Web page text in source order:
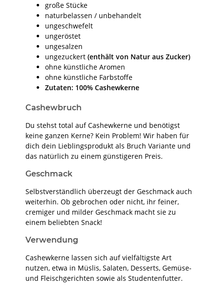
große Stücke
naturbelassen / unbehandelt
ungeschwefelt
ungeröstet
ungesalzen
ungezuckert (enthält von Natur aus Zucker)
ohne künstliche Aromen
ohne künstliche Farbstoffe
Zutaten: 100% Cashewkerne
Cashewbruch
Du stehst total auf Cashewkerne und benötigst
keine ganzen Kerne? Kein Problem! Wir haben für
dich dein Lieblingsprodukt als Bruch Variante und
das natürlich zu einem günstigeren Preis.
Geschmack
Selbstverständlich überzeugt der Geschmack auch
weiterhin. Ob gebrochen oder nicht, ihr feiner,
cremiger und milder Geschmack macht sie zu
einem beliebten Snack!
Verwendung
Cashewkerne lassen sich auf vielfältigste Art
nutzen, etwa in Müslis, Salaten, Desserts, Gemüse-
und Fleischgerichten sowie als Studentenfutter.